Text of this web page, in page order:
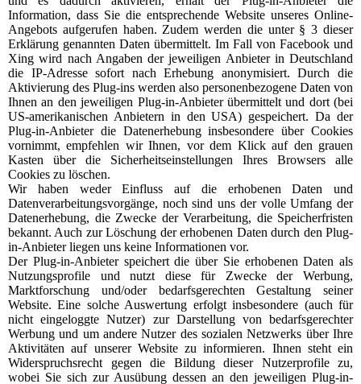
Information, dass Sie die entsprechende Website unseres Online-
Angebots aufgerufen haben. Zudem werden die unter § 3 dieser
Erklärung genannten Daten übermittelt. Im Fall von Facebook und
Xing wird nach Angaben der jeweiligen Anbieter in Deutschland
die IP-Adresse sofort nach Erhebung anonymisiert. Durch die
Aktivierung des Plug-ins werden also personenbezogene Daten von
Ihnen an den jeweiligen Plug-in-Anbieter übermittelt und dort (bei
US-amerikanischen Anbietern in den USA) gespeichert. Da der
Plug-in-Anbieter die Datenerhebung insbesondere über Cookies
vornimmt, empfehlen wir Ihnen, vor dem Klick auf den grauen
Kasten über die Sicherheitseinstellungen Ihres Browsers alle
Cookies zu löschen.
Wir haben weder Einfluss auf die erhobenen Daten und
Datenverarbeitungsvorgänge, noch sind uns der volle Umfang der
Datenerhebung, die Zwecke der Verarbeitung, die Speicherfristen
bekannt. Auch zur Löschung der erhobenen Daten durch den Plug-
in-Anbieter liegen uns keine Informationen vor.
Der Plug-in-Anbieter speichert die über Sie erhobenen Daten als
Nutzungsprofile und nutzt diese für Zwecke der Werbung,
Marktforschung und/oder bedarfsgerechten Gestaltung seiner
Website. Eine solche Auswertung erfolgt insbesondere (auch für
nicht eingeloggte Nutzer) zur Darstellung von bedarfsgerechter
Werbung und um andere Nutzer des sozialen Netzwerks über Ihre
Aktivitäten auf unserer Website zu informieren. Ihnen steht ein
Widerspruchsrecht gegen die Bildung dieser Nutzerprofile zu,
wobei Sie sich zur Ausübung dessen an den jeweiligen Plug-in-